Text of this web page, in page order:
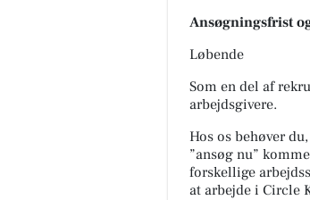
Ansøgningsfrist
Løbende
Som en del af
arbejdsgivere.
Hos os behøver
”ansøg nu”
forskellige
at arbejde i Circle